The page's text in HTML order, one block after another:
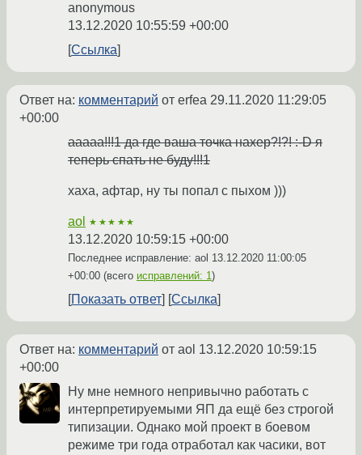
anonymous
13.12.2020 10:55:59 +00:00
Ссылка
Ответ на: комментарий от erfea 29.11.2020 11:29:05
+00:00
ааааа!!!1 да где ваша точка нахер?!?! :-D я
теперь спать не буду!!!1
хаха, афтар, ну ты попал с пыхом )))
aol ★★★★★
13.12.2020 10:59:15 +00:00
Последнее исправление: aol 13.12.2020 11:00:05
+00:00 (всего исправлений: 1)
Показать ответ Ссылка
Ответ на: комментарий от aol 13.12.2020 10:59:15
+00:00
Ну мне немного непривычно работать с
интерпретируемыми ЯП да ещё без строгой
типизации. Однако мой проект в боевом
режиме три года отработал как часики, вот